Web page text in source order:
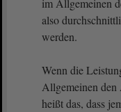
im Allgemeinen
also
werden.
Wenn die
Allgemeinen den
heißt das, dass